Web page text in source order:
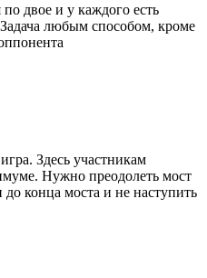
двое и у каждого есть
любым способом, кроме
Здесь участникам
Нужно преодолеть мост
конца моста и не наступить